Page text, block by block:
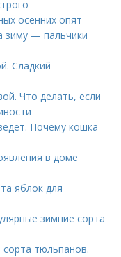
осенних опят
зиму — пальчики
Сладкий
Что делать, если
Почему кошка
в доме
яблок для
зимние сорта
тюльпанов.